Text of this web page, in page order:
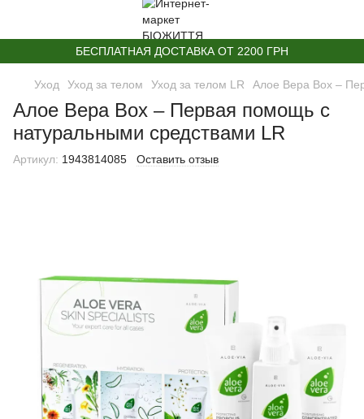
БЕСПЛАТНАЯ ДОСТАВКА ОТ 2200 ГРН
Уход Уход за телом Уход за телом LR Алое Вера Box –
Алое Вера Box – Первая помощь с
натуральными средствами LR
Артикул: 1943814085 Оставить отзыв